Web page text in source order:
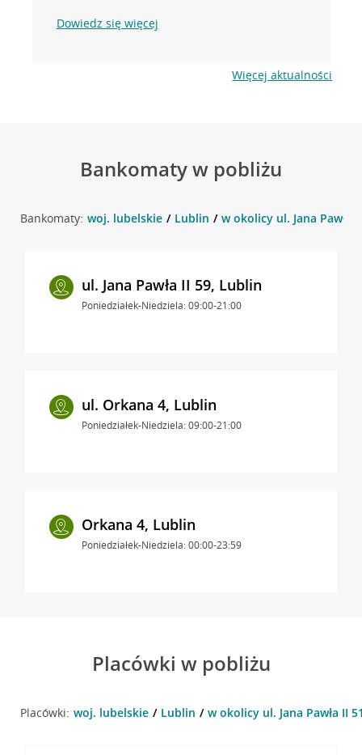
Dowiedz się więcej
Więcej aktualności
Bankomaty w pobliżu
Bankomaty: woj. lubelskie Lublin w okolicy ul. Jana Pawła
ul. Jana Pawła II 59, Lublin
Poniedziałek-Niedziela: 09:00-21:00
ul. Orkana 4, Lublin
Poniedziałek-Niedziela: 09:00-21:00
Orkana 4, Lublin
Poniedziałek-Niedziela: 00:00-23:59
Placówki w pobliżu
Placówki: woj. lubelskie Lublin w okolicy ul. Jana Pawła II